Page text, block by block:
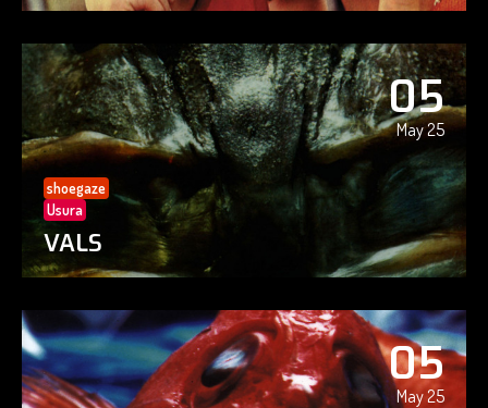
05
May 25
shoegaze
Usura
VALS
05
May 25